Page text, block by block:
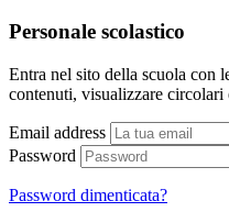
Personale scolastico
Entra nel sito della scuola con
contenuti, visualizzare circolari
Email address
Password
Password dimenticata?